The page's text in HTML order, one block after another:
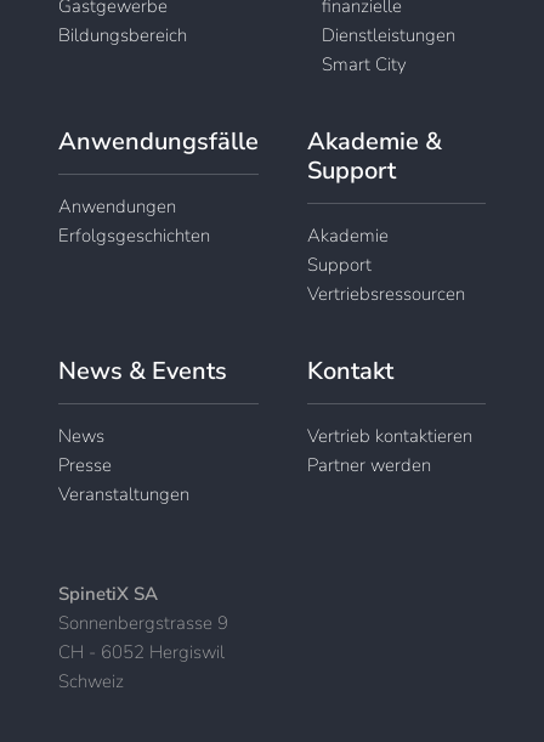
Gastgewerbe
Bildungsbereich
finanzielle
Dienstleistungen
Smart City
Anwendungsfälle
Anwendungen
Erfolgsgeschichten
Akademie &
Support
Akademie
Support
Vertriebsressourcen
News & Events
News
Presse
Veranstaltungen
Kontakt
Vertrieb kontaktieren
Partner werden
SpinetiX SA
Sonnenbergstrasse 9
CH - 6052 Hergiswil
Schweiz